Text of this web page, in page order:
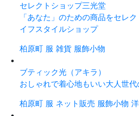
セレクトショップ三光堂
「あなた」のための商品をセレ
イフスタイルショップ
柏原町 服 雑貨 服飾小物
ブティック光（アキラ）
おしゃれで着心地もいい大人世
柏原町 服 ネット販売 服飾小物